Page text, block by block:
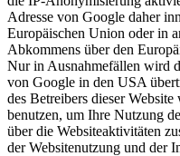
Adresse von Google daher
Europäischen Union oder in
Abkommens über den
Nur in Ausnahmefällen wird
von Google in den USA
des Betreibers dieser
benutzen, um Ihre Nutzung
über die Websiteaktivitäten
der Websitenutzung und der